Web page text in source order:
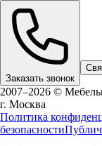
Заказать звонок
2007–2026 ©
г. Москва
Политика
безопасности